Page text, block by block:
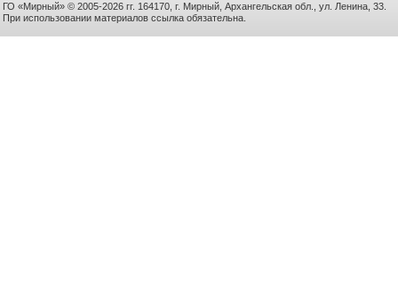
ГО «Мирный» © 2005-2026 гг. 164170, г. Мирный, Архангельская обл., ул. Ленина, 33.
При использовании материалов ссылка обязательна.